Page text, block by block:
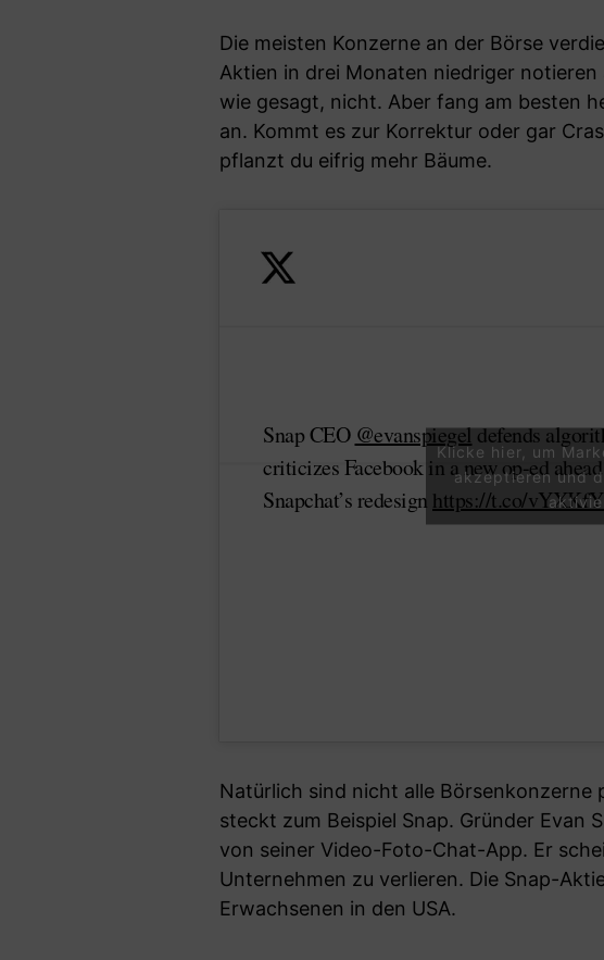
Die meisten Konzerne an der Börse
Aktien in drei Monaten niedriger
wie gesagt, nicht. Aber fang am besten
an. Kommt es zur Korrektur oder gar
pflanzt du eifrig mehr Bäume.
Snap CEO @evanspiegeldefends
criticizes Facebook in a new op-ed
Snapchat’s redesign https://t.co/
Klicke hier, um
akzeptieren und
Natürlich sind nicht alle
steckt zum Beispiel Snap. Gründer Evan
von seiner Video-Foto-Chat-App. Er
Unternehmen zu verlieren. Die Snap-
Erwachsenen in den USA.